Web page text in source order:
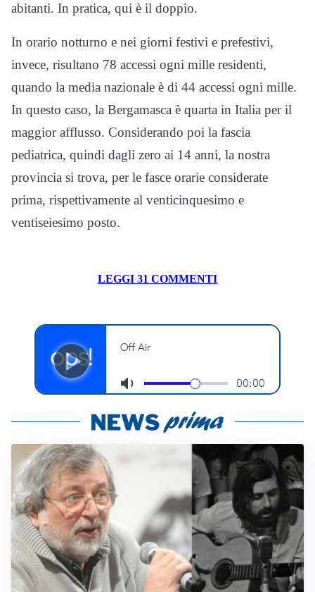
abitanti. In pratica, qui è il doppio.
In orario notturno e nei giorni festivi e prefestivi,
invece, risultano 78 accessi ogni mille residenti,
quando la media nazionale è di 44 accessi ogni mille.
In questo caso, la Bergamasca è quarta in Italia per il
maggior afflusso. Considerando poi la fascia
pediatrica, quindi dagli zero ai 14 anni, la nostra
provincia si trova, per le fasce orarie considerate
prima, rispettivamente al venticinquesimo e
ventiseiesimo posto.
LEGGI 31 COMMENTI